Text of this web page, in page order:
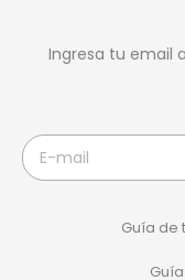
Ingresa tu email
Guía de